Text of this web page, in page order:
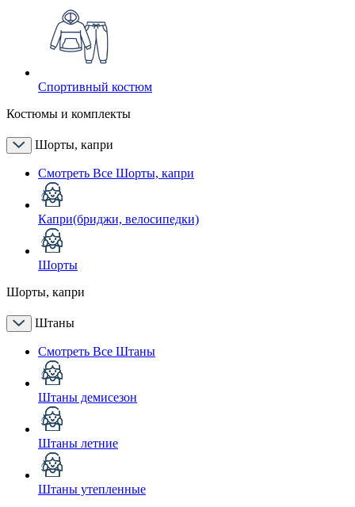
Спортивный костюм
Костюмы и комплекты
Шорты, капри
Смотреть Все Шорты, капри
Капри(бриджи, велосипедки)
Шорты
Шорты, капри
Штаны
Смотреть Все Штаны
Штаны демисезон
Штаны летние
Штаны утепленные